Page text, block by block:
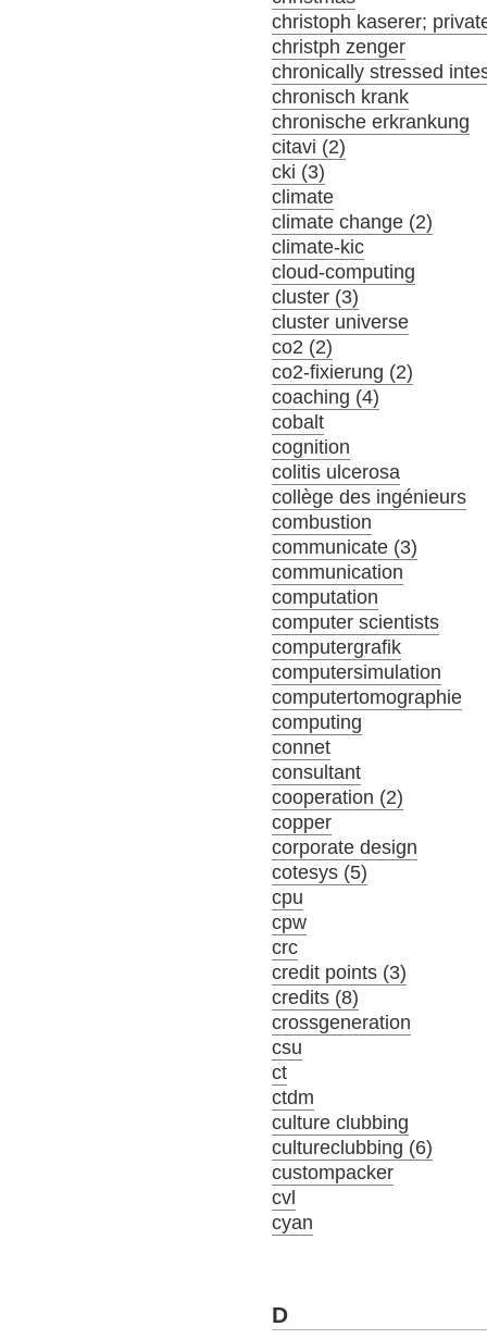
christoph kaserer;
christph zenger
chronically stressed
chronisch krank
chronische erkrankung
citavi (2)
cki (3)
climate
climate change (2)
climate-kic
cloud-computing
cluster (3)
cluster universe
co2 (2)
co2-fixierung (2)
coaching (4)
cobalt
cognition
colitis ulcerosa
collège des ingénieurs
combustion
communicate (3)
communication
computation
computer scientists
computergrafik
computersimulation
computertomographie
computing
connet
consultant
cooperation (2)
copper
corporate design
cotesys (5)
cpu
cpw
crc
credit points (3)
credits (8)
crossgeneration
csu
ct
ctdm
culture clubbing
cultureclubbing (6)
custompacker
cvl
cyan
D